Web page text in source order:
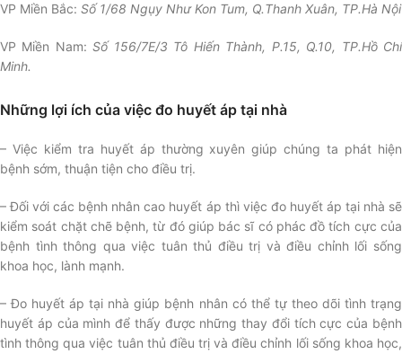
VP Miền Bắc: Số 1/68 Ngụy Như Kon Tum, Q.Thanh Xuân, TP.Hà Nội
VP Miền Nam: Số 156/7E/3 Tô Hiến Thành, P.15, Q.10, TP.Hồ Chí
Minh.
Những lợi ích của việc đo huyết áp tại nhà
– Việc kiểm tra huyết áp thường xuyên giúp chúng ta phát hiện
bệnh sớm, thuận tiện cho điều trị.
– Đối với các bệnh nhân cao huyết áp thì việc đo huyết áp tại nhà sẽ
kiểm soát chặt chẽ bệnh, từ đó giúp bác sĩ có phác đồ tích cực của
bệnh tình thông qua việc tuân thủ điều trị và điều chỉnh lối sống
khoa học, lành mạnh.
– Đo huyết áp tại nhà giúp bệnh nhân có thể tự theo dõi tình trạng
huyết áp của mình để thấy được những thay đổi tích cực của bệnh
tình thông qua việc tuân thủ điều trị và điều chỉnh lối sống khoa học,